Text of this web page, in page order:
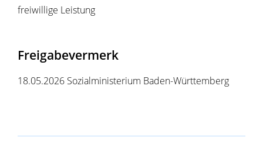
freiwillige Leistung
Freigabevermerk
18.05.2026 Sozialministerium Baden-Württemberg